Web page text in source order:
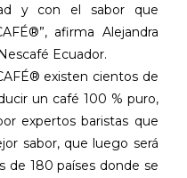
y con el sabor que
afirma Alejandra
Ecuador.
existen cientos de
un café 100 % puro,
expertos baristas que
sabor, que luego será
de 180 países donde se